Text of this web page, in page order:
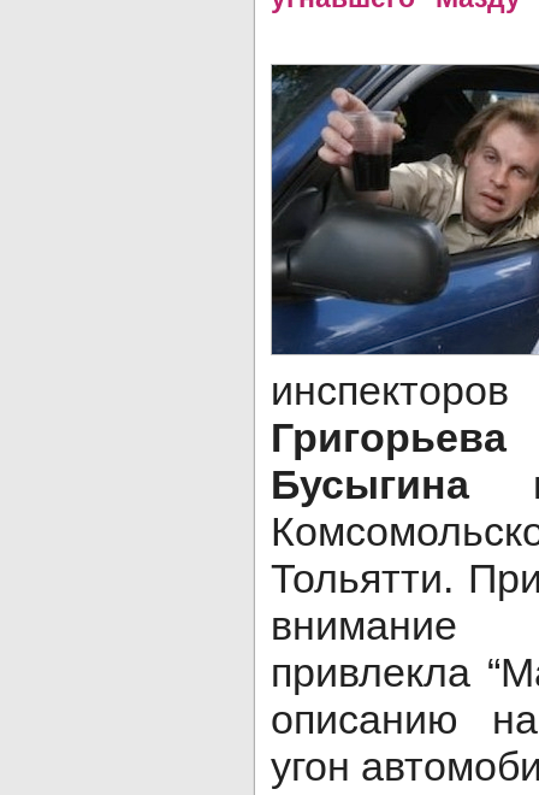
Григорьева
Бусыгина
Тольятти.
внимание
привлекла
описанию
угон